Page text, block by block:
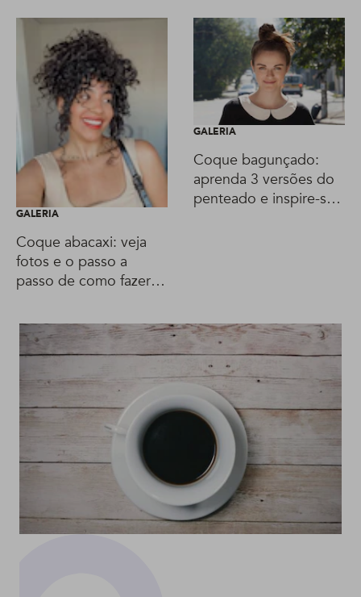
GALERIA
Coque abacaxi: veja
fotos e o passo a
passo de como fazer o
momento!
GALERIA
Coque bagunçado:
aprenda 3 versões do
penteado e inspire-se